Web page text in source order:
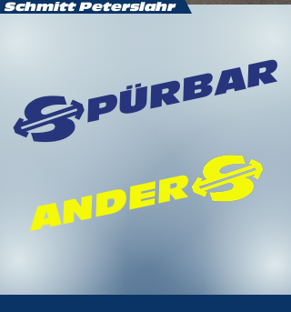
Schmitt Peterslahr
PÜRBAR
ANDER